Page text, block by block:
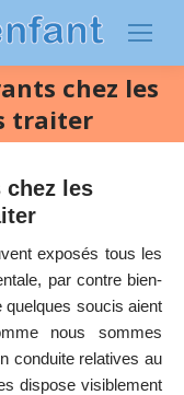
chez les
traiter
chez les
exposés tous les
par contre bien-
quelques soucis aient
nous sommes
conduite relatives au
dispose visiblement